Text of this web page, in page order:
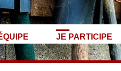
JE PARTICIPE